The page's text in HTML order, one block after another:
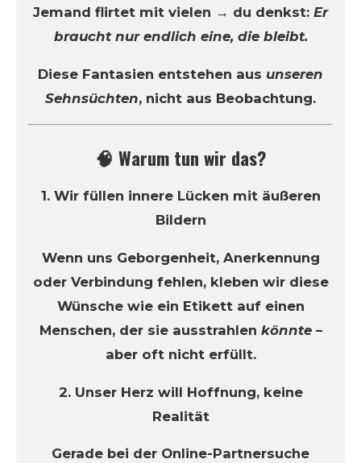
Jemand flirtet mit vielen → du denkst: Er
braucht nur endlich eine, die bleibt.
Diese Fantasien entstehen aus unseren
Sehnsüchten, nicht aus Beobachtung.
🧠 Warum tun wir das?
1. Wir füllen innere Lücken mit äußeren
Bildern
Wenn uns Geborgenheit, Anerkennung
oder Verbindung fehlen, kleben wir diese
Wünsche wie ein Etikett auf einen
Menschen, der sie ausstrahlen könnte–
aber oft nicht erfüllt.
2. Unser Herz will Hoffnung, keine
Realität
Gerade bei der Online-Partnersuche